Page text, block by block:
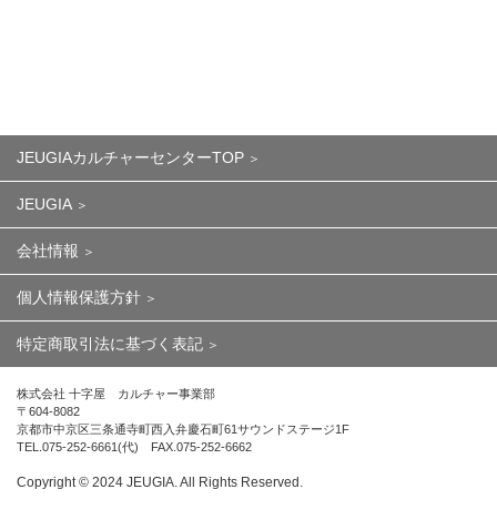
JEUGIAカルチャーセンターTOP
JEUGIA
会社情報
個人情報保護方針
特定商取引法に基づく表記
株式会社 十字屋 カルチャー事業部
〒604-8082
京都市中京区三条通寺町西入弁慶石町61サウンドステージ1F
TEL.075-252-6661(代) FAX.075-252-6662
Copyright ©︎ 2024 JEUGIA. All Rights Reserved.